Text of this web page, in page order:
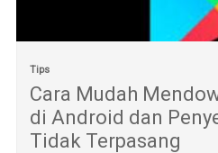
Tips
Cara Mudah
di Android dan
Tidak Terpasang